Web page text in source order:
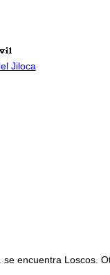
Jiloca
encuentra Loscos.